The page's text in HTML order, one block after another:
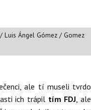
Luis Ángel Gómez / Gomez
ale tí museli tvrdo
ich trápil tím FDJ , ale